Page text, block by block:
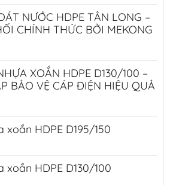
NƯỚC HDPE TÂN LONG –
CHÍNH THỨC BỞI MEKONG
XOẮN HDPE D130/100 –
BẢO VỆ CÁP ĐIỆN HIỆU QUẢ
xoắn HDPE D195/150
xoắn HDPE D130/100